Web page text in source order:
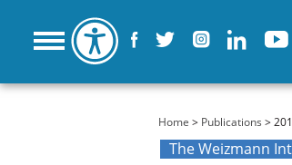
You are here
Home > Publications >